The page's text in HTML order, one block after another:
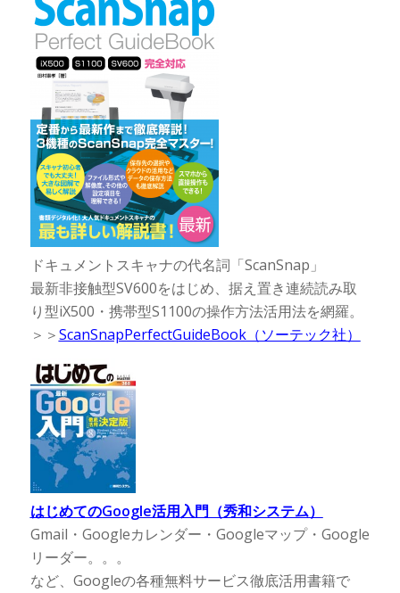
ドキュメントスキャナの代名詞「ScanSnap」
最新非接触型SV600をはじめ、据え置き連続読み取
り型iX500・携帯型S1100の操作方法活用法を網羅。
＞＞ScanSnapPerfectGuideBook（ソーテック社）
はじめてのGoogle活用入門（秀和システム）
Gmail・Googleカレンダー・Googleマップ・Google
リーダー。。。
など、Googleの各種無料サービス徹底活用書籍で